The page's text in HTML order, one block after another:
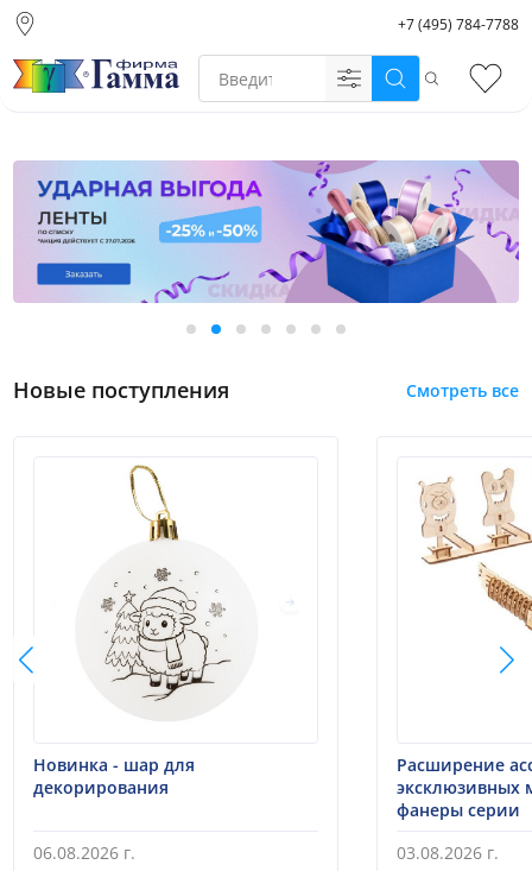
склад)
Санкт-Петербург
Екатеринбург
+7 (495) 784-7788
Поиск
Новые поступления Смотреть все
Новинка - шар для
декорирования
06.08.2026 г.
Расширение
эксклюзивных
фанеры серии
03.08.2026 г.